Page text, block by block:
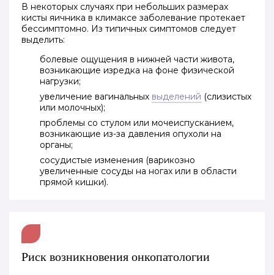
В некоторых случаях при небольших размерах
кисты яичника в климаксе заболевание протекает
бессимптомно. Из типичных симптомов следует
выделить:
болевые ощущения в нижней части живота,
возникающие изредка на фоне физической
нагрузки;
увеличение вагинальных выделений (слизистых
или молочных);
проблемы со стулом или мочеиспусканием,
возникающие из-за давления опухоли на
органы;
сосудистые изменения (варикозно
увеличенные сосуды на ногах или в области
прямой кишки).
Риск возникновения онкопатологии